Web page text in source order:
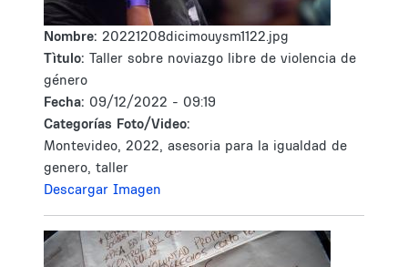
Nombre: 20221208dicimouysm1122.jpg
Tìtulo: Taller sobre noviazgo libre de violencia de
género
Fecha: 09/12/2022 - 09:19
Categorías Foto/Video:
Montevideo, 2022, asesoria para la igualdad de
genero, taller
Descargar Imagen